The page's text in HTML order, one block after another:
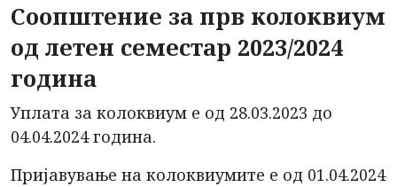
Соопштение за прв колоквиум
од летен семестар 2023/2024
година
Уплата за колоквиум е од 28.03.2023 до
04.04.2024 година.
Пријавување на колоквиумите е од 01.04.2024